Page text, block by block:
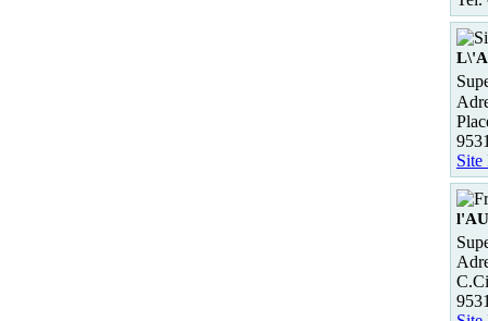
Site